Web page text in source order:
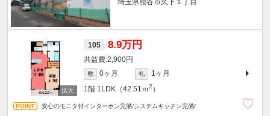
埼玉県熊谷市久下１丁目
105 8.9万円
2,900円
敷 0ヶ月 礼
1ヶ月
1階 1LDK（42.51ｍ2 ）
安心のモニタ付インターホン完備/システムキッチン完備/